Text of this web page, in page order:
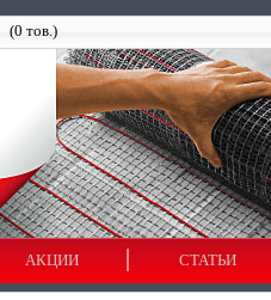
(0 тов.)
АКЦИИ СТАТЬИ